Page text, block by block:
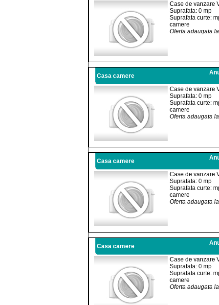
Case de vanzare
Suprafata: 0 mp
Suprafata curte:
camere
Oferta adaugata
Casa camere
Case de vanzare
Suprafata: 0 mp
Suprafata curte:
camere
Oferta adaugata
Casa camere
Case de vanzare
Suprafata: 0 mp
Suprafata curte:
camere
Oferta adaugata
Casa camere
Case de vanzare
Suprafata: 0 mp
Suprafata curte:
camere
Oferta adaugata